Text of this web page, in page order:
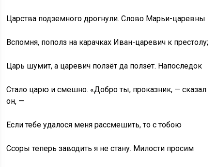
Царства подземного дрогнули. Слово Марьи-царевны
Вспомня, пополз на карачках Иван-царевич к престолу;
Царь шумит, а царевич ползёт да ползёт. Напоследок
Стало царю и смешно. «Добро ты, проказник, — сказал
он, —
Если тебе удалося меня рассмешить, то с тобою
Ссоры теперь заводить я не стану. Милости просим